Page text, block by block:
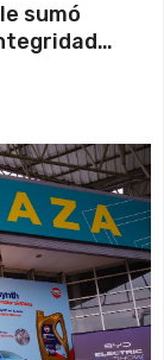
sumó